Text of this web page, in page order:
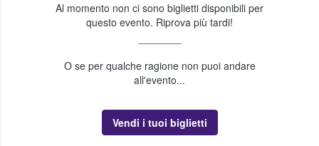
Al momento non ci sono biglietti disponibili per
questo evento. Riprova più tardi!
O se per qualche ragione non puoi andare
all'evento...
Vendi i tuoi biglietti